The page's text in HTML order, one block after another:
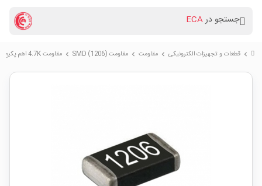
جستجو درECA
chevron_right قطعات و تجهیزات الکترونیکی chevron_right مقاومت chevron_right مقاومت (SMD (1206 chevron_right مقاومت 4.7K اهم پکیج SMD 1206